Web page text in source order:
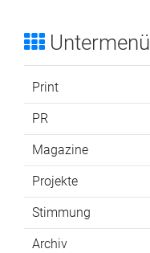
Untermenü
Print
PR
Magazine
Projekte
Stimmung
Archiv